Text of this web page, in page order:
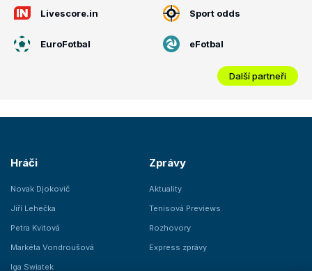
Livescore.in Sport odds
EuroFotbal eFotbal
Další partneři
Hráči
Novak Djokovič
Jiří Lehečka
Petra Kvitová
Markéta Vondroušová
Iga Swiatek
Zprávy
Aktuality
Tenisová Previews
Rozhovory
Express zprávy